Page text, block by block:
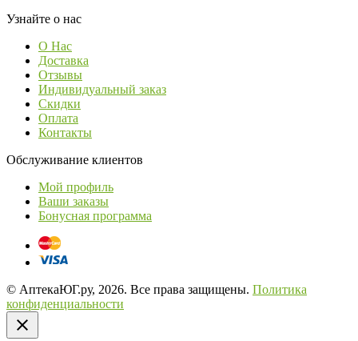
Узнайте о нас
О Нас
Доставка
Отзывы
Индивидуальный заказ
Скидки
Оплата
Контакты
Обслуживание клиентов
Мой профиль
Ваши заказы
Бонусная программа
© АптекаЮГ.ру, 2026. Все права защищены. Политика
конфиденциальности